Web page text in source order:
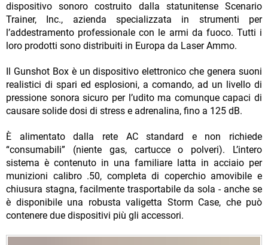
dispositivo sonoro costruito dalla statunitense Scenario
Trainer, Inc., azienda specializzata in strumenti per
l’addestramento professionale con le armi da fuoco. Tutti i
loro prodotti sono distribuiti in Europa da Laser Ammo.
Il Gunshot Box è un dispositivo elettronico che genera suoni
realistici di spari ed esplosioni, a comando, ad un livello di
pressione sonora sicuro per l’udito ma comunque capaci di
causare solide dosi di stress e adrenalina, fino a 125 dB.
È alimentato dalla rete AC standard e non richiede
“consumabili” (niente gas, cartucce o polveri). L’intero
sistema è contenuto in una familiare latta in acciaio per
munizioni calibro .50, completa di coperchio amovibile e
chiusura stagna, facilmente trasportabile da sola - anche se
è disponibile una robusta valigetta Storm Case, che può
contenere due dispositivi più gli accessori.